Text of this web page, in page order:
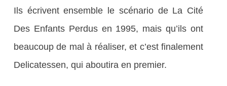
Ils écrivent ensemble le scénario de La Cité
Des Enfants Perdus en 1995, mais qu’ils ont
beaucoup de mal à réaliser, et c’est finalement
Delicatessen, qui aboutira en premier.